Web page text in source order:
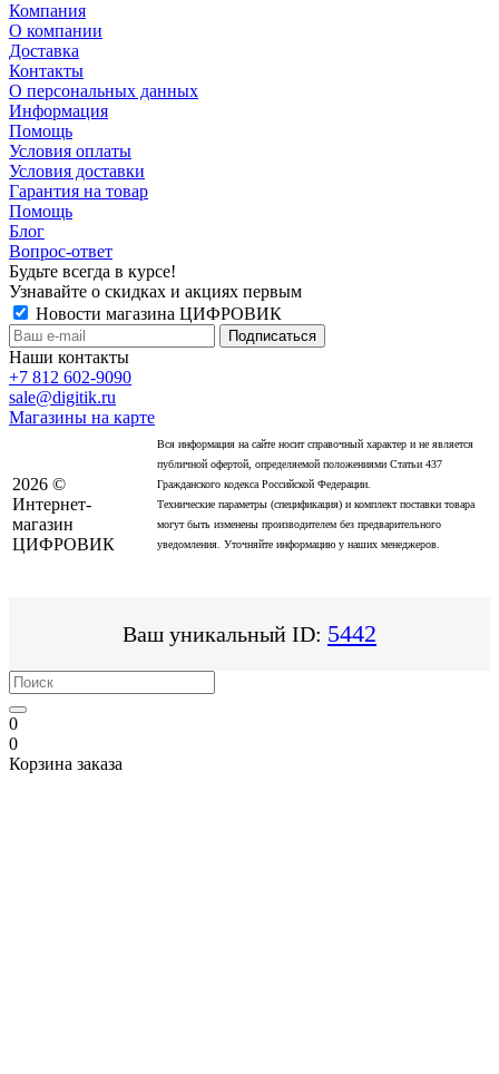
Компания
О компании
Доставка
Контакты
О персональных данных
Информация
Помощь
Условия оплаты
Условия доставки
Гарантия на товар
Помощь
Блог
Вопрос-ответ
Будьте всегда в курсе!
Узнавайте о скидках и акциях первым
Новости магазина ЦИФРОВИК
Наши контакты
+7 812 602-9090
sale@digitik.ru
Магазины на карте
Вся информация на сайте носит справочный характер и не является
публичной офертой, определяемой положениями Статьи 437
Гражданского кодекса Российской Федерации.
Технические параметры (спецификация) и комплект поставки товара
могут быть изменены производителем без предварительного
уведомления. Уточняйте информацию у наших менеджеров.
2026 ©
Интернет-
магазин
ЦИФРОВИК
Ваш уникальный ID: 5442
0
0
Корзина заказа